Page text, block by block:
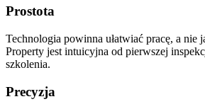
Prostota
Technologia powinna ułatwiać pracę, a nie
Property jest intuicyjna od pierwszej
szkolenia.
Precyzja